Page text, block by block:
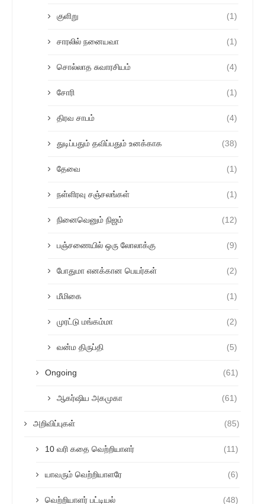
குளிறு (1)
சாரலில் நனையவா (1)
சொல்லாத சுவாரசியம் (4)
சோரி (1)
திரவ சாபம் (4)
துடிப்பதும் தவிப்பதும் உனக்காக (38)
தேவை (1)
நள்ளிரவு சஞ்சலங்கள் (1)
நினைவெனும் நிஜம் (12)
பஞ்சணையில் ஒரு லோலாக்கு (9)
போதுமா எனக்கான பெயர்கள் (2)
மீமிகை (1)
முரட்டு மங்கம்மா (2)
வன்ம திருப்தி (5)
Ongoing (61)
ஆகர்ஷிய அகமுகா (61)
அறிவிப்புகள் (85)
10 வரி கதை வெற்றியாளர் (11)
யாவரும் வெற்றியாளரே (6)
வெற்றியாளர் பட்டியல் (48)